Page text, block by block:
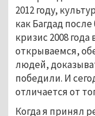
2012 году,
как Багдад
кризис 2008
открываемся,
людей,
победили. И
отличается от
Когда я принял